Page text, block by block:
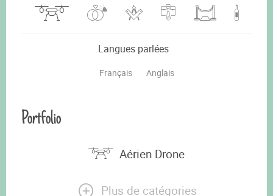
Langues parlées
Français Anglais
Portfolio
Aérien Drone
Plus de catégories